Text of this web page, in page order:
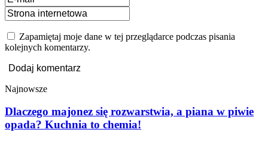
Zapamiętaj moje dane w tej przeglądarce podczas pisania
kolejnych komentarzy.
Najnowsze
Dlaczego majonez się rozwarstwia, a piana w piwie
opada? Kuchnia to chemia!